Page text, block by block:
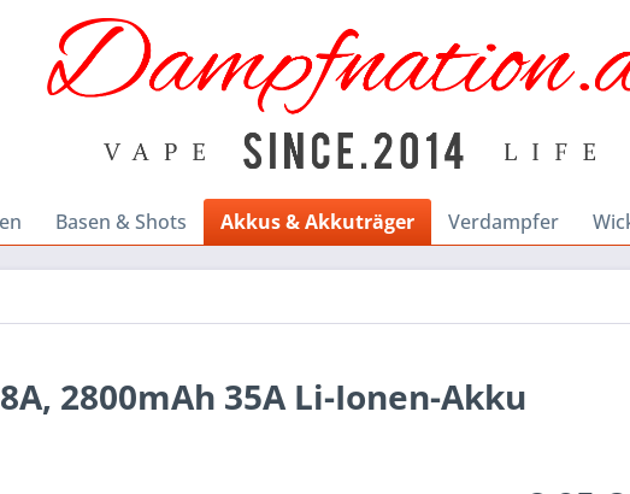
Basen & Shots Akkus & Akkuträger Verdampfer
2800mAh 35A Li-Ionen-Akku